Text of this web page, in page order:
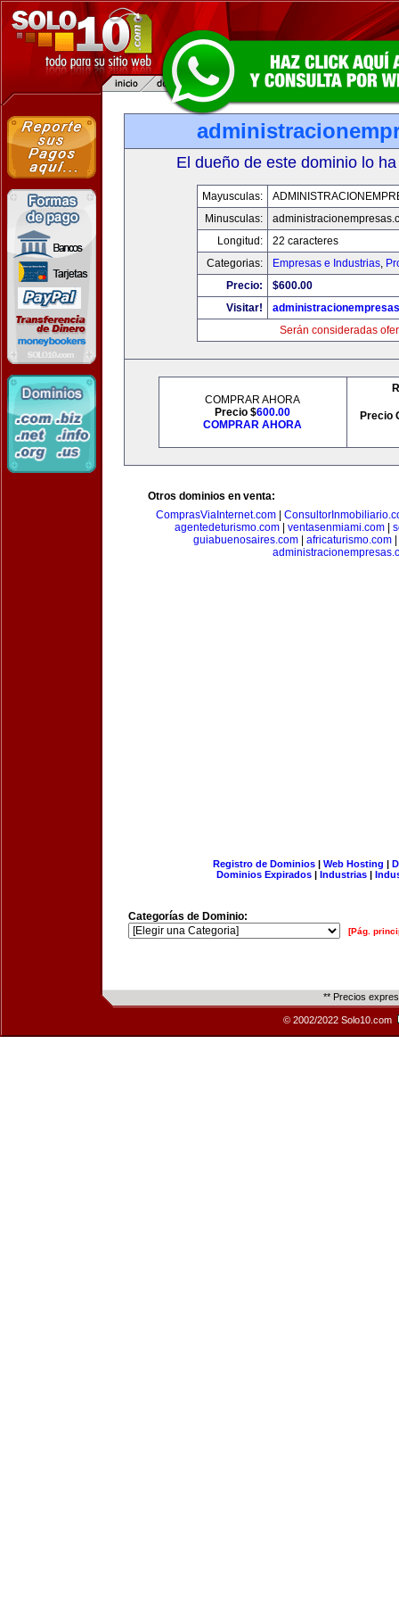
El dueño de este dominio lo
Mayusculas:
Minusculas:
Longitud:
22 caracteres
Categorias:
Empresas e Industrias,
Precio:
$600.00
Visitar!
Serán consideradas
COMPRAR AHORA
Precio $600.00
COMPRAR AHORA
Precio
Otros dominios en venta:
ComprasViaInternet.com
agentedeturismo.com| ventasenmiami.com|
guiabuenosaires.com
africaturismo.com
Registro de Dominios| Web Hosting |
Dominios Expirados | Industrias |
Categorías de Dominio:
[Pág.
** Precios
© 2002/2022 Solo10.com